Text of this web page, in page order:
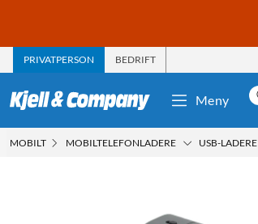
PRIVATPERSON BEDRIFT
Meny
MOBILT MOBILTELEFONLADERE USB-LADERE